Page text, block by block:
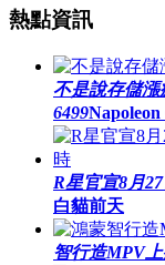
熱點資訊
不是說存儲漲
6499Napoleon
R星官宣8月
白貓前天
智行造MPV